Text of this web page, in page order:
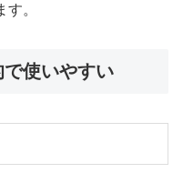
。
使いやすい